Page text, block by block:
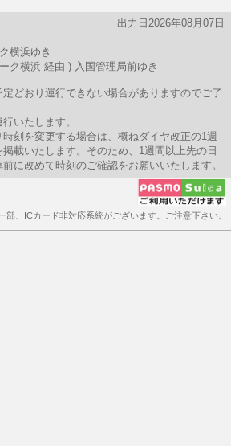
出力日2026年08月07日
横浜ゆき
ク横浜 経由 ) 入国管理局前ゆき
どおり運行できない場合がありますのでご了
いたします。
刻を変更する場合は、概ねダイヤ改正の1週
載いたします。そのため、1週間以上先の日
に改めて時刻のご確認をお願いいたします。
部、ICカード非対応系統がございます。ご注意下さい。